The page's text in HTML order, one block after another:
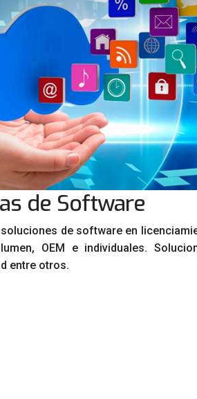
de Software
de software en
OEM e individuales.
entre otros.